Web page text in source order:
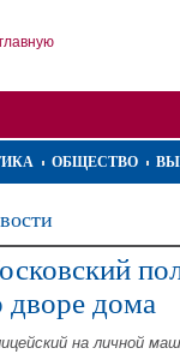
ОБЩЕСТВО
дворе дома
на личной